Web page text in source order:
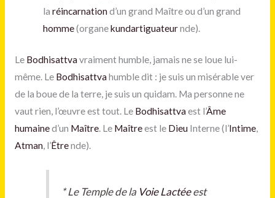
laréincarnationd’un grand Maître ou d’un grand
homme(organekundartiguateurnde).
Le Bodhisattvavraiment humble, jamais ne se loue lui-
même. Le Bodhisattvahumble dit : je suis un misérable ver
de la boue de la terre, je suis un quidam. Ma personne ne
vaut rien, l’œuvre est tout. Le Bodhisattvaest l’Âme
humained’un Maître. Le Maîtreest le DieuInterne (l’Intime,
Atman, l’Êtrende).
*Le Temple de la Voie Lactéeest